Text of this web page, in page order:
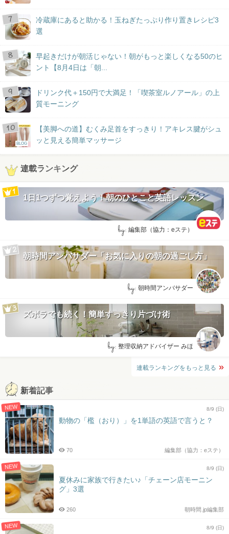
冷蔵庫にあると助かる！玉ねぎたっぷり作り置きレシピ3
選
早起きだけが朝活じゃない！朝がもっと楽しくなる50のヒ
ント【8月4日は「朝...
ドリンク代＋150円で大満足！「喫茶室ルノアール」の上
質モーニング
BLOG
【美脚への道】むくみ足首をすっきり！アキレス腱がシュ
ッと見える簡単マッサージ
連載ランキング
1日1つずつ覚えよう！朝のひとこと英語レッスン
by: 編集部（協力：eステ）
朝時間アンバサダー「お気に入りの朝の過ごし方」
by: 朝時間アンバサダー
ズボラでも続く！簡単すっきり片づけ術
by: 整理収納アドバイザー みほ
連載ランキングをもっと見る
新着記事
NEW 8/9 (日)
動物の「檻（おり）」を1単語の英語で言うと？
編集部（協力：eステ）
70
NEW 8/9 (日)
夏休みに家族で行きたい♪「チェーン店モーニン
グ」3選
朝時間.jp編集部
260
NEW 8/9 (日)